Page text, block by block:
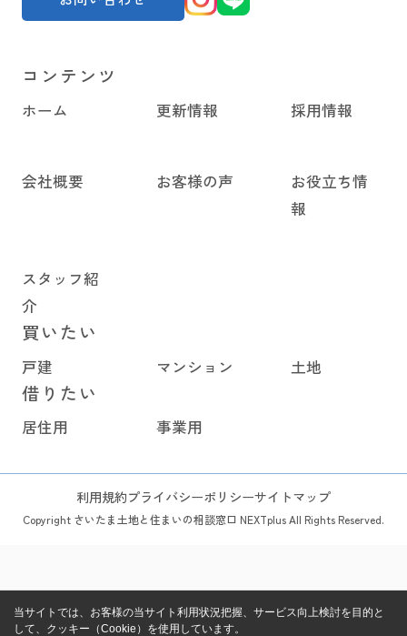
コンテンツ
ホーム 更新情報 採用情報
会社概要 お客様の声
お役立ち情
報
スタッフ紹
介
買いたい
戸建 マンション 土地
借りたい
居住用 事業用
利用規約プライバシーポリシーサイトマップ
Copyright さいたま土地と住まいの相談窓口 NEXTplus All Rights Reserved.
当サイトでは、お客様の当サイト利用状況把握、サービス向上検討を目的と
して、クッキー（Cookie）を使用しています。